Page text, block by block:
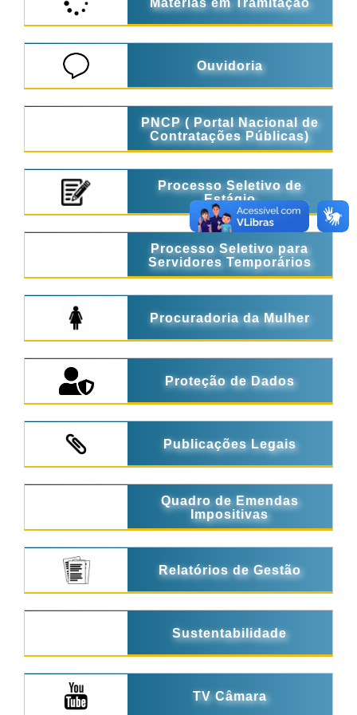
Matérias em Tramitação
Ouvidoria
PNCP ( Portal Nacional de
Contratações Públicas)
Processo Seletivo de
Estágio
Processo Seletivo para
Servidores Temporários
Procuradoria da Mulher
Proteção de Dados
Publicações Legais
Quadro de Emendas
Impositivas
Relatórios de Gestão
Sustentabilidade
TV Câmara